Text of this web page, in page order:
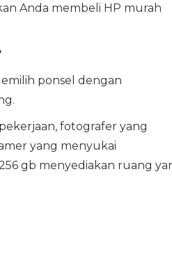
Anda membeli HP murah
ponsel dengan
fotografer yang
yang menyukai
gb menyediakan ruang